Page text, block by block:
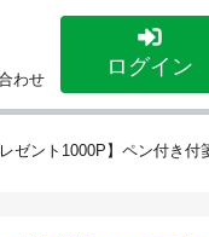
わせ
ログイン
レゼント1000P】ペン付き